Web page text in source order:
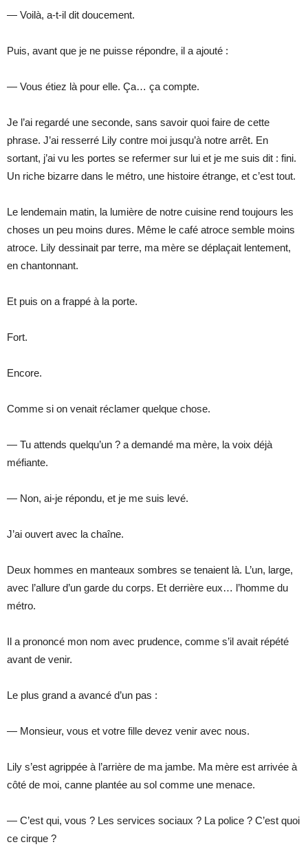
— Voilà, a-t-il dit doucement.
Puis, avant que je ne puisse répondre, il a ajouté :
— Vous étiez là pour elle. Ça… ça compte.
Je l’ai regardé une seconde, sans savoir quoi faire de cette
phrase. J’ai resserré Lily contre moi jusqu’à notre arrêt. En
sortant, j’ai vu les portes se refermer sur lui et je me suis dit : fini.
Un riche bizarre dans le métro, une histoire étrange, et c’est tout.
Le lendemain matin, la lumière de notre cuisine rend toujours les
choses un peu moins dures. Même le café atroce semble moins
atroce. Lily dessinait par terre, ma mère se déplaçait lentement,
en chantonnant.
Et puis on a frappé à la porte.
Fort.
Encore.
Comme si on venait réclamer quelque chose.
— Tu attends quelqu’un ? a demandé ma mère, la voix déjà
méfiante.
— Non, ai-je répondu, et je me suis levé.
J’ai ouvert avec la chaîne.
Deux hommes en manteaux sombres se tenaient là. L’un, large,
avec l’allure d’un garde du corps. Et derrière eux… l’homme du
métro.
Il a prononcé mon nom avec prudence, comme s’il avait répété
avant de venir.
Le plus grand a avancé d’un pas :
— Monsieur, vous et votre fille devez venir avec nous.
Lily s’est agrippée à l’arrière de ma jambe. Ma mère est arrivée à
côté de moi, canne plantée au sol comme une menace.
— C’est qui, vous ? Les services sociaux ? La police ? C’est quoi
ce cirque ?